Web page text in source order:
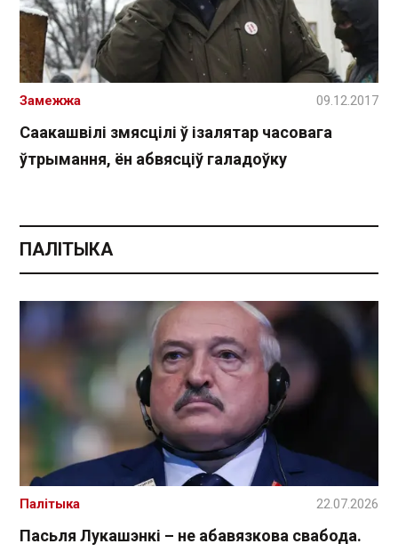
Саакашвілі змясцілі ў ізалятар часовага
ўтрымання, ён абвясціў галадоўку
Замежжа 09.12.2017
ПАЛІТЫКА
Пасьля Лукашэнкі – не абавязкова свабода.
Палітыка 22.07.2026